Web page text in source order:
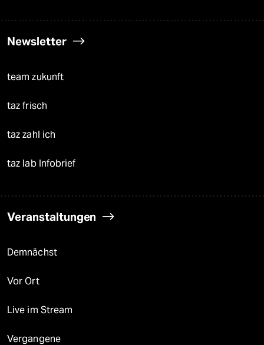
Newsletter
team zukunft
taz frisch
taz zahl ich
taz lab Infobrief
Veranstaltungen
Demnächst
Vor Ort
Live im Stream
Vergangene